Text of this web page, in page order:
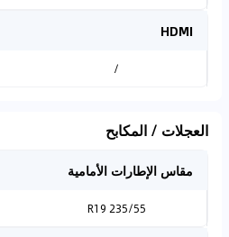
HDMI
/
العجلات / المكابح
مقاس الإطارات الأمامية
235/55 R19